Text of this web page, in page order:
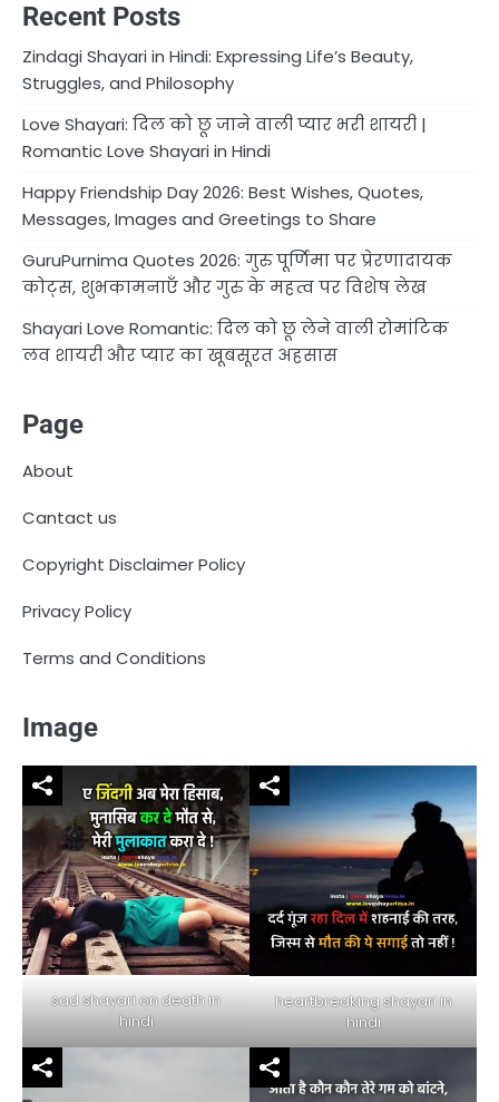
Recent Posts
Zindagi Shayari in Hindi: Expressing Life’s Beauty,
Struggles, and Philosophy
Love Shayari: दिल को छू जाने वाली प्यार भरी शायरी |
Romantic Love Shayari in Hindi
Happy Friendship Day 2026: Best Wishes, Quotes,
Messages, Images and Greetings to Share
GuruPurnima Quotes 2026: गुरु पूर्णिमा पर प्रेरणादायक
कोट्स, शुभकामनाएँ और गुरु के महत्व पर विशेष लेख
Shayari Love Romantic: दिल को छू लेने वाली रोमांटिक
लव शायरी और प्यार का खूबसूरत अहसास
Page
About
Cantact us
Copyright Disclaimer Policy
Privacy Policy
Terms and Conditions
Image
sad shayari on death in
hindi
heartbreaking shayari in
hindi